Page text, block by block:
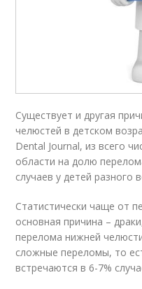
Существует и другая
челюстей в детском
Dental Journal, из всего
области на долю
случаев у детей разного
Статистически чаще от
основная причина –
перелома нижней
сложные переломы, то
встречаются в 6-7%